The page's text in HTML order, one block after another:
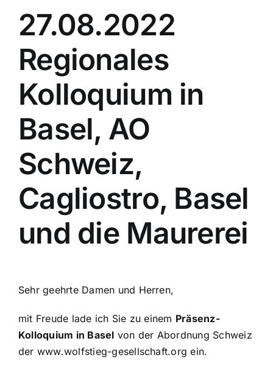
27.08.2022
Regionales
Kolloquium in
Basel, AO
Schweiz,
Cagliostro, Basel
und die Maurerei
Sehr geehrte Damen und Herren,
mit Freude lade ich Sie zu einem Präsenz-
Kolloquium in Basel von der Abordnung Schweiz
der www.wolfstieg-gesellschaft.org ein.